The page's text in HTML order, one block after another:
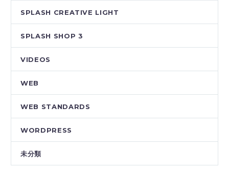
SPLASH CREATIVE LIGHT
SPLASH SHOP 3
VIDEOS
WEB
WEB STANDARDS
WORDPRESS
未分類